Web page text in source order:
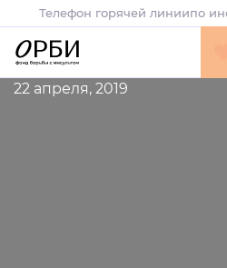
Телефон горячей линиипо
22 апреля, 2019